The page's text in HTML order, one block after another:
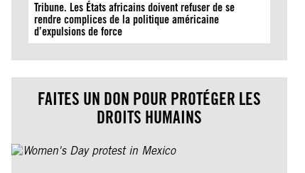
Tribune. Les États africains doivent refuser de se
rendre complices de la politique américaine
d’expulsions de force
FAITES UN DON POUR PROTÉGER LES
DROITS HUMAINS